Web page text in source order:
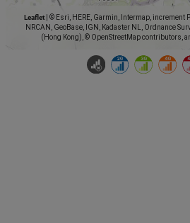
Leaflet
© Esri, HERE, Garmin, Intermap, increment P
NRCAN, GeoBase, IGN, Kadaster NL, Ordnance
(Hong Kong), © OpenStreetMap contributors,